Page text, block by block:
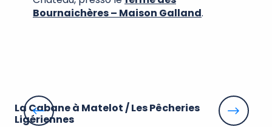
Bournaichères – Maison Galland.
La Cabane à Matelot / Les Pêcheries
Ligériennes